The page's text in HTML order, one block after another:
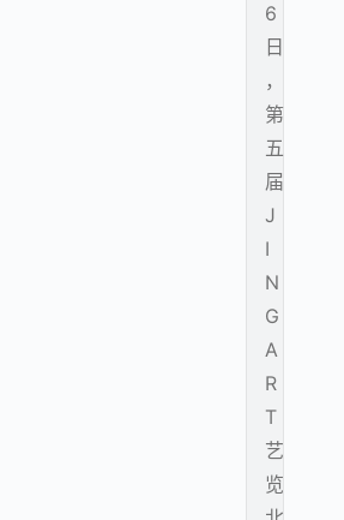
6
日
，
第
五
届
J
I
N
G
A
R
T
艺
览